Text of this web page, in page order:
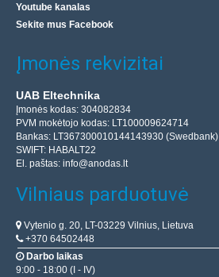
Youtube kanalas
Sekite mus Facebook
Įmonės rekvizitai
UAB Eltechnika
Įmonės kodas: 304082834
PVM mokėtojo kodas: LT100009624714
Bankas: LT367300010144143930 (Swedbank)
SWIFT: HABALT22
El. paštas: info@anodas.lt
Vilniaus parduotuvė
Vytenio g. 20, LT-03229 Vilnius, Lietuva
+370 64502448
Darbo laikas
9:00 - 18:00 (I - IV)